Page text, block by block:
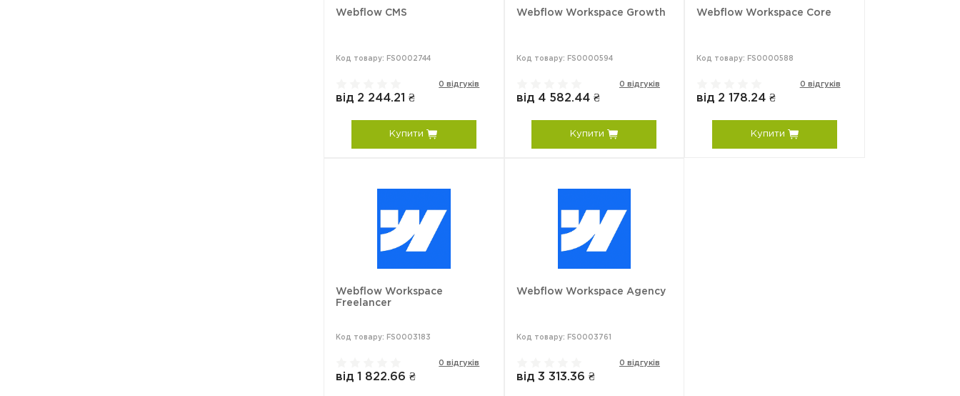
Webflow CMS
Код товару: FS0002744
0 відгуків
від 2 244.21 ₴
Купити
Webflow Workspace Growth
Код товару: FS0000594
0 відгуків
від 4 582.44 ₴
Купити
Webflow Workspace Core
Код товару: FS0000588
0 відгуків
від 2 178.24 ₴
Купити
Webflow Workspace
Freelancer
Код товару: FS0003183
0 відгуків
від 1 822.66 ₴
Webflow Workspace Agency
Код товару: FS0003761
0 відгуків
від 3 313.36 ₴